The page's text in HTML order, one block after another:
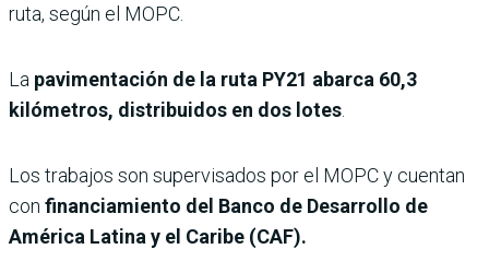
ruta, según el MOPC.
La pavimentación de la ruta PY21 abarca 60,3
kilómetros, distribuidos en dos lotes
Los trabajos son supervisados por el MOPC y cuentan
con financiamiento del Banco de Desarrollo de
América Latina y el Caribe (CAF).